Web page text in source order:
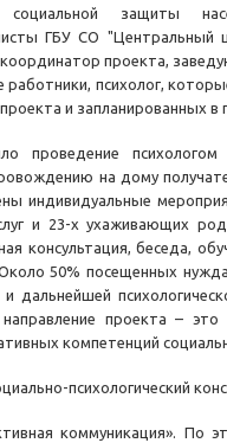
социальной защиты
ГБУ СО "Центральный
проекта,
психолог,
и запланированных в
проведение
на дому
индивидуальные
и 23-х ухаживающих
консультация, беседа,
50% посещенных
дальнейшей
проекта –
компетенций
психологический
коммуникация». По